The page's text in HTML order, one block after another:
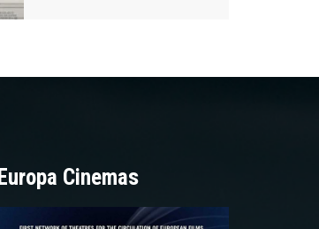
Europa Cinemas